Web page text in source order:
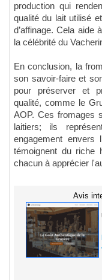
production qui
qualité du lait utilisé
d’affinage. Cela aide
la célébrité du
En conclusion, la
son savoir-faire et
pour préserver et
qualité, comme le
AOP. Ces fromages
laitiers; ils
engagement envers
témoignent du riche
chacun à apprécier
Avis